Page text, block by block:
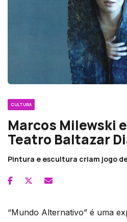
CULTURA
Marcos Milewski
Teatro Baltazar
Pintura e escultura criam jogo
“Mundo Alternativo” é uma